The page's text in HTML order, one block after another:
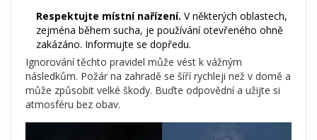
Respektujte místní nařízení. V některých oblastech,
zejména během sucha, je používání otevřeného ohně
zakázáno. Informujte se dopředu.
Ignorování těchto pravidel může vést k vážným
následkům. Požár na zahradě se šíří rychleji než v domě a
může způsobit velké škody. Buďte odpovědní a užijte si
atmosféru bez obav.